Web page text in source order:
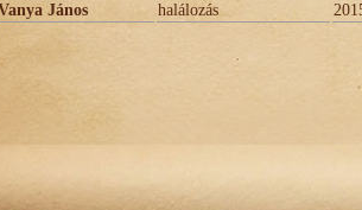
János
halálozás